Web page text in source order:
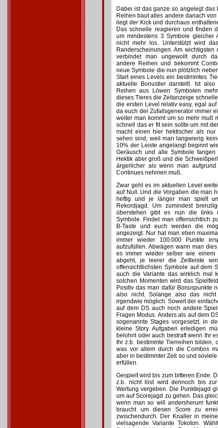
Dabei ist das ganze so angelegt
Reihen baut alles andere danach
liegt der Kick und durchaus
Das schnelle reagieren und finden
um mindestens 3 Symbole
nicht mehr los. Unterstützt wird
Randerscheinungen. Am
verbindet man ungewollt durch
andere Reihen und bekommt
neue Symbole die nun plötzlich
Start eines Levels ein bestimmtes
aktuelle Bonustier darstellt. Ist
Reihen aus Löwen Symbolen
dieses Tieres die Zeitanzeige
die ersten Level relativ easy, egal
da euch der Zufallsgenerator immer
weiter man kommt um so mehr muß
schnell das er fit sein sollte um mit
macht einen hier hektischer als
sehen sind, weil man langwierig
10% der Leiste angelangt beginnt
Geräusch und alle Symbole
Hektik aber groß und die
ärgerlicher als wenn man
Continues nehmen muß.
Zwar geht es im aktuellen Level
auf Null. Und die Vorgaben die man
heftig und je länger man spielt
Rekordjagd. Um zumindest
überstehen gibt es nun die links
Symbole. Findet man offensichtlich
B-Taste und euch werden die
angezeigt. Nur hat man eben
immer wieder 100.000 Punkte
aufzufüllen. Abwägen wann man
es immer wieder selber wie
abgeht, je leerer die Zeitleiste
offensichtlichsten Symbole auf dem
auch die Variante das wirklich mal
solchen Momenten wird das
Positiv das man dafür Bonuspunkte
also nicht. Solange also das
irgendwie möglich. Soweit der
auf dem DS auch noch andere
Fragen Modus. Anders als auf dem
sogenannte Stages vorgesetzt, in
kleine Story Aufgaben erledigen
belohnt oder auch bestraft wenn Ihr
Ihr z.b. bestimmte Tierreihen
was vor allem durch die Combos
aber in bestimmter Zeit so und
erfüllen.
Gespielt wird bis zum bitteren Ende.
z.b. nicht löst wird dennoch bis
Wertung vergeben. Die Punktejagd
um auf Scorejagd zu gehen. Das
wenn man so will andersherum
braucht um diesen Score zu
zwischendurch. Der Knaller in
vielsagende Variante Tokoton.